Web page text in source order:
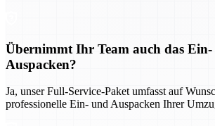
Übernimmt Ihr Team auch das
Auspacken?
Ja, unser Full-Service-Paket umfasst auf
professionelle Ein- und Auspacken Ihrer